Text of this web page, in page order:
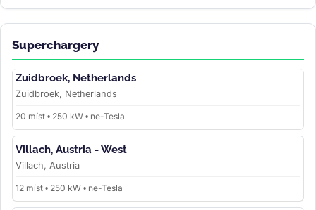
Superchargery
Zuidbroek, Netherlands
Zuidbroek, Netherlands
20 míst • 250 kW • ne-Tesla
Villach, Austria - West
Villach, Austria
12 míst • 250 kW • ne-Tesla